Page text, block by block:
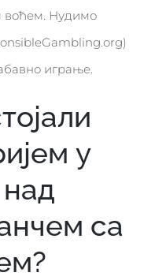
воћем. Нудимо
играње.
у
са